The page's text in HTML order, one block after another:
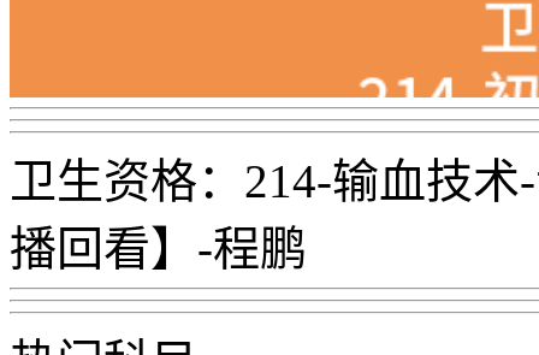
卫生资格：214-输血技
播回看】-程鹏